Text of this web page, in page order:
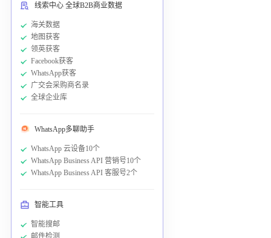
线索中心 全球B2B商业数据
海关数据
地图获客
领英获客
Facebook获客
WhatsApp获客
广交会采购商名录
全球企业库
WhatsApp多聊助手
WhatsApp 云设备10个
WhatsApp Business API 营销号10个
WhatsApp Business API 客服号2个
智能工具
智能搜邮
邮件检测